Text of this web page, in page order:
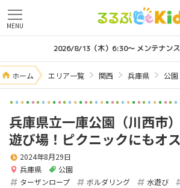
MENU
2026/8/13（木）6:30～ メンテナン
ホーム エリア一覧 関西 兵庫県 公園
兵庫県立一庫公園（川西市
遊び場！ピクニックにもオ
兵庫県 公園
2024年8月29日
ターザンロープ ボルダリング 水遊び